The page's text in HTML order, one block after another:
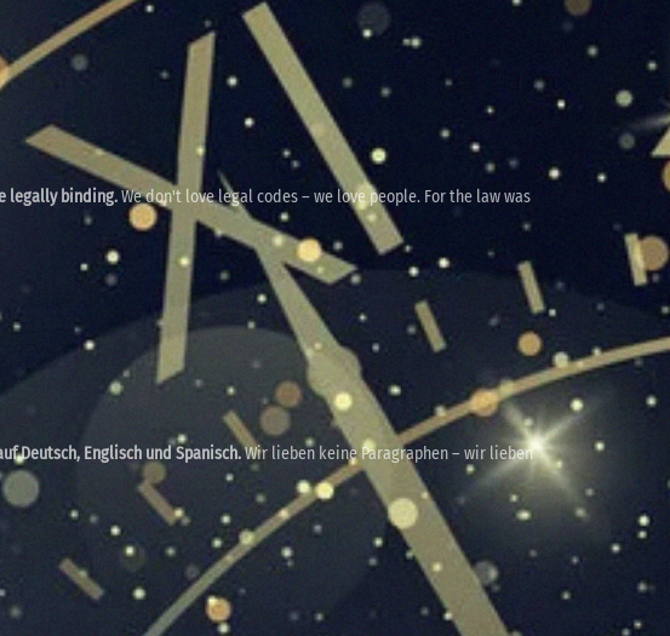
legally binding.We don't love legal codes – we love people. For the law was
Deutsch, Englisch und Spanisch.Wir lieben keine Paragraphen – wir lieben